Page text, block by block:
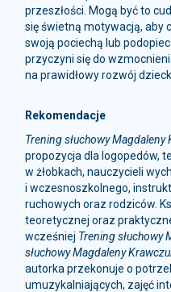
się świetną motywacją, aby
swoją pociechą lub
przyczyni się do
na prawidłowy rozwój
Trening słuchowy Magdaleny
propozycja dla logopedów,
w żłobkach, nauczycieli
i wczesnoszkolnego,
ruchowych oraz rodziców.
teoretycznej oraz
wcześniejTrening słuchowy
słuchowy Magdaleny
autorka przekonuje o
umuzykalniających, zajęć
choreoterapii. Część